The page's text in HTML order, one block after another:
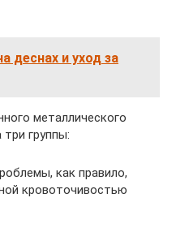
деснах и уход за
металлического
группы:
как правило,
кровоточивостью